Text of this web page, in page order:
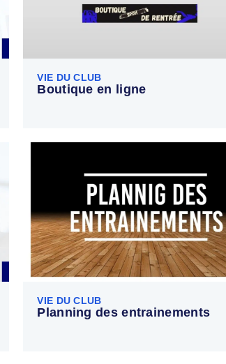
VIE DU CLUB
Boutique en ligne
VIE DU CLUB
Planning des entrainements